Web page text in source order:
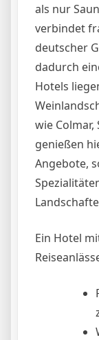
als nur
verbindet
deutscher
dadurch
Hotels
wie
genießen
Angebote,
Ein Hotel